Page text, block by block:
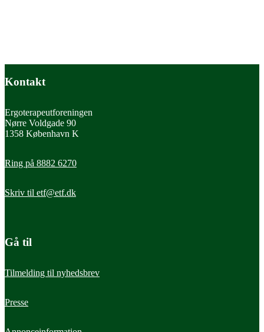
Kontakt
Ergoterapeutforeningen
Nørre Voldgade 90
1358 København K
Ring på 8882 6270
Skriv til etf@etf.dk
Gå til
Tilmelding til nyhedsbrev
Presse